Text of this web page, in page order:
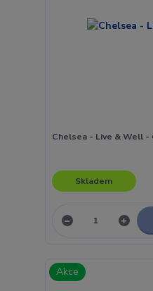
Chelsea - Live & Well -
Skladem
Akce